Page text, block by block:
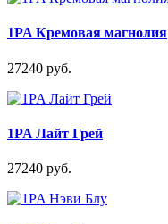
1PA Кремовая магнолия
27240 руб.
1PA Лайт Грей
27240 руб.